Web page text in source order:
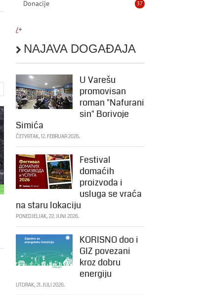
37
Donacije
/+
NAJAVA DOGAĐAJA
U Varešu
promovisan
roman "Nafurani
sin" Borivoje
Simića
ČETVRTAK, 12. FEBRUAR 2026.
Festival
domaćih
proizvoda i
usluga se vraća
na staru lokaciju
PONEDJELJAK, 22. JUNI 2026.
KORISNO doo i
GIZ povezani
kroz dobru
energiju
UTORAK, 21. JULI 2026.